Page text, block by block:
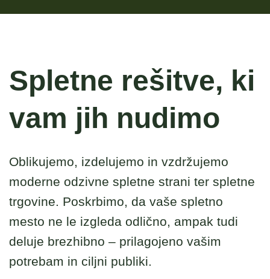
Spletne rešitve, ki
vam jih nudimo
Oblikujemo, izdelujemo in vzdržujemo
moderne odzivne spletne strani ter spletne
trgovine. Poskrbimo, da vaše spletno
mesto ne le izgleda odlično, ampak tudi
deluje brezhibno – prilagojeno vašim
potrebam in ciljni publiki.